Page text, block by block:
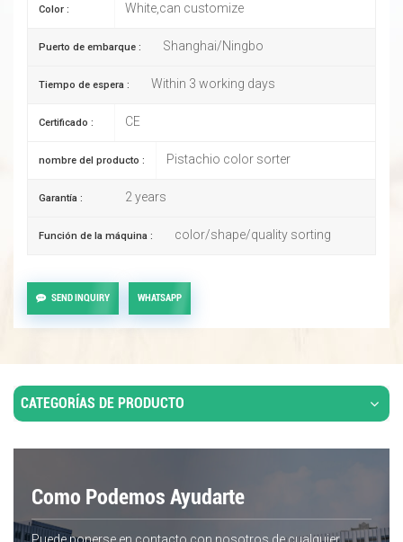
Color : White,can customize
Puerto de embarque : Shanghai/Ningbo
Tiempo de espera : Within 3 working days
Certificado : CE
nombre del producto : Pistachio color sorter
Garantía : 2 years
Función de la máquina : color/shape/quality sorting
SEND INQUIRY WHATSAPP
CATEGORÍAS DE PRODUCTO
Como Podemos Ayudarte